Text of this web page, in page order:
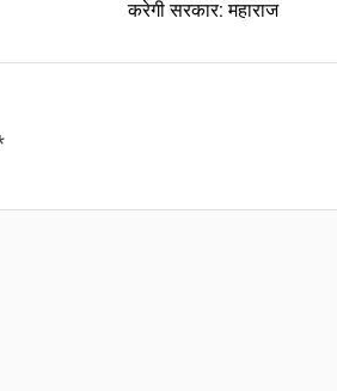
करेगी सरकार: महाराज